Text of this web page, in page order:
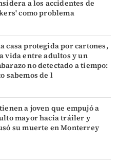
a los accidentes de
como problema
casa protegida por cartones,
vida entre adultos y un
no detectado a tiempo:
sabemos de l
a joven que empujó a
mayor hacia tráiler y
su muerte en Monterrey